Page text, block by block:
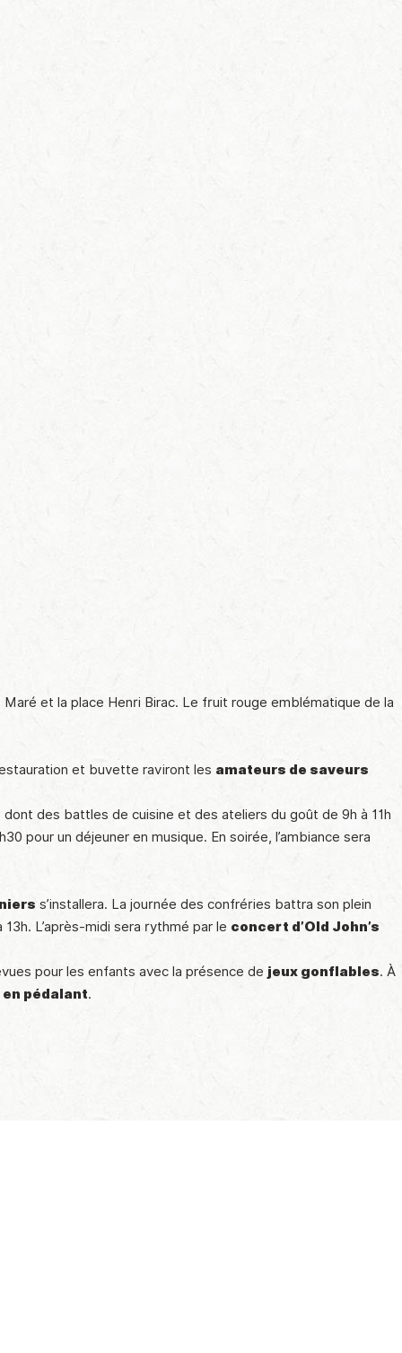
et la place Henri Birac. Le fruit rouge emblématique de la
et buvette raviront les amateurs de saveurs
dont des battles de cuisine et des ateliers du goût de 9h à 11h
pour un déjeuner en musique. En soirée, l’ambiance sera
s’installera. La journée des confréries battra son plein
L’après-midi sera rythmé par le concert d’Old John’s
pour les enfants avec la présence de jeux gonflables. À
pédalant.